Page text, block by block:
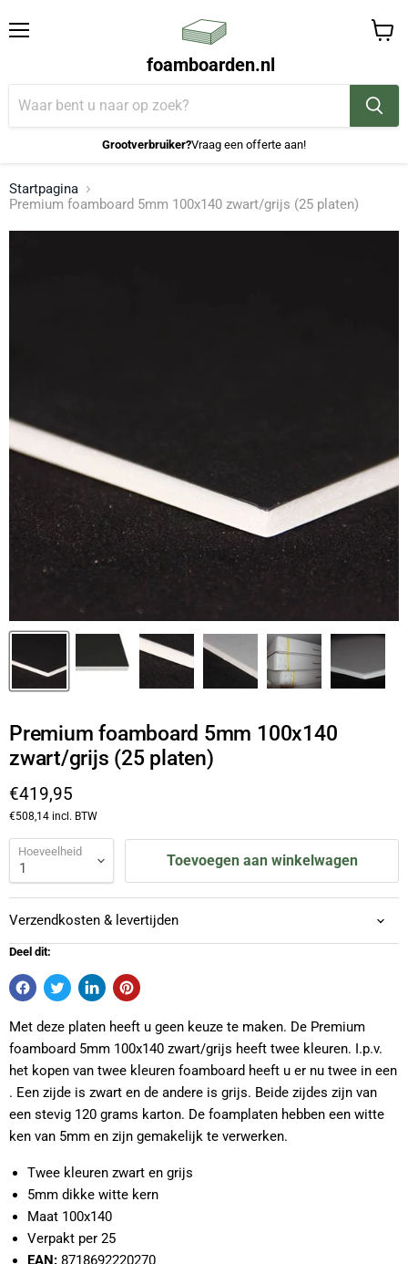
foamboarden.nl
Grootverbruiker?Vraag een offerte aan!
Startpagina
Premium foamboard 5mm 100x140 zwart/grijs (25 platen)
Premium foamboard 5mm 100x140
zwart/grijs (25 platen)
Huidige prijs
€419,95
€508,14 incl. BTW
Hoeveelheid Toevoegen aan winkelwagen
Verzendkosten & levertijden
Deel dit:
Met deze platen heeft u geen keuze te maken. De Premium
foamboard 5mm 100x140 zwart/grijs heeft twee kleuren. I.p.v.
het kopen van twee kleuren foamboard heeft u er nu twee in een
. Een zijde is zwart en de andere is grijs. Beide zijdes zijn van
een stevig 120 grams karton. De foamplaten hebben een witte
ken van 5mm en zijn gemakelijk te verwerken.
Twee kleuren zwart en grijs
5mm dikke witte kern
Maat 100x140
Verpakt per 25
EAN: 8718692220270